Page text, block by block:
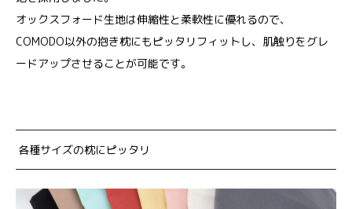
オックスフォード生地は伸縮性と柔軟性に優れるので、
COMODO以外の抱き枕にもピッタリフィットし、肌触りをグレ
ードアップさせることが可能です。
各種サイズの枕にピッタリ